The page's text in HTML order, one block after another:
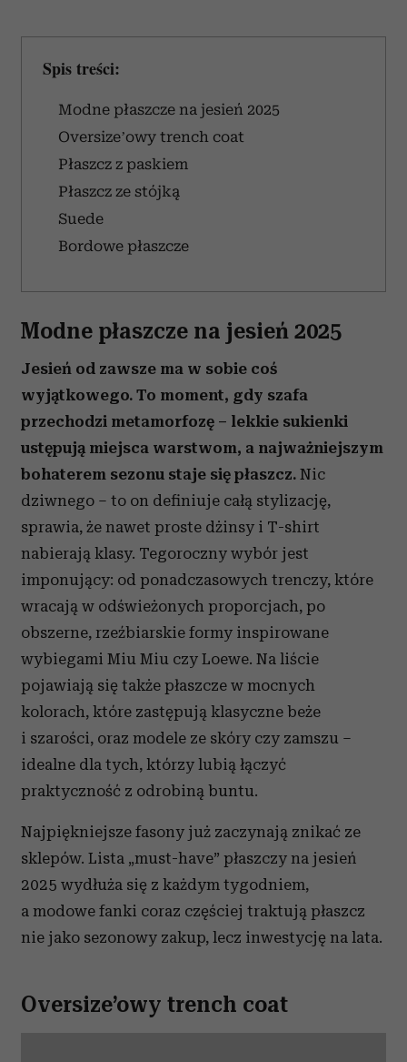
Spis treści:
Modne płaszcze na jesień 2025
Oversize’owy trench coat
Płaszcz z paskiem
Płaszcz ze stójką
Suede
Bordowe płaszcze
Modne płaszcze na jesień 2025
Jesień od zawsze ma w sobie coś
wyjątkowego. To moment, gdy szafa
przechodzi metamorfozę – lekkie sukienki
ustępują miejsca warstwom, a najważniejszym
bohaterem sezonu staje się płaszcz. Nic
dziwnego – to on definiuje całą stylizację,
sprawia, że nawet proste dżinsy i T-shirt
nabierają klasy. Tegoroczny wybór jest
imponujący: od ponadczasowych trenczy, które
wracają w odświeżonych proporcjach, po
obszerne, rzeźbiarskie formy inspirowane
wybiegami Miu Miu czy Loewe. Na liście
pojawiają się także płaszcze w mocnych
kolorach, które zastępują klasyczne beże
i szarości, oraz modele ze skóry czy zamszu –
idealne dla tych, którzy lubią łączyć
praktyczność z odrobiną buntu.
Najpiękniejsze fasony już zaczynają znikać ze
sklepów. Lista „must-have” płaszczy na jesień
2025 wydłuża się z każdym tygodniem,
a modowe fanki coraz częściej traktują płaszcz
nie jako sezonowy zakup, lecz inwestycję na lata.
Oversize’owy trench coat